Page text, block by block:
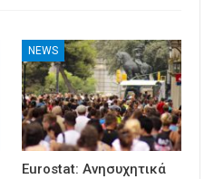
NEWS
Eurostat: Ανησυχητικά